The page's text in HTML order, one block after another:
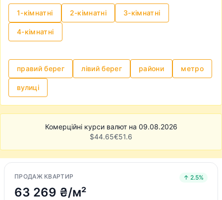
1-кімнатні 2-кімнатні 3-кімнатні
4-кімнатні
правий берег лівий берег райони метро
вулиці
Комерційні курси валют на 09.08.2026
$44.65€51.6
ПРОДАЖ КВАРТИР ↑ 2.5%
63 269 ₴/м²